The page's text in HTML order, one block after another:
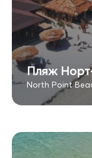
Пляж
North Point